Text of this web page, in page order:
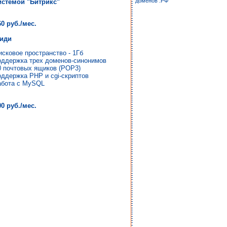
"Битрикс"
руб./мес.
пространство - 1Гб
трех доменов-синонимов
почтовых ящиков (POP3)
PHP и cgi-скриптов
с MySQL
руб./мес.